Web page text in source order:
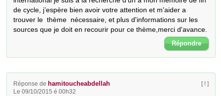
de cycle, j’espère bien avoir votre attention et m'aider a
trouver le  thème  nécessaire, et plus d'informations sur les
sources que je doit en recourir pour ce thème,merci d'avance.
Répondre
Réponse de hamitoucheabdellah
Le 09/10/2015 é 00h32
[ ! ]